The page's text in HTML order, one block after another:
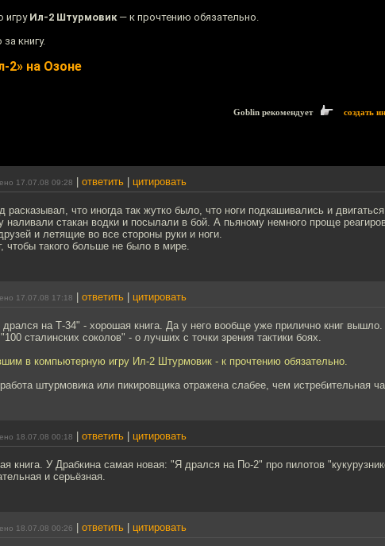
игру Ил-2 Штурмовик— к прочтению обязательно.
книгу.
2» на Озоне
Goblin рекомендует создать
17.07.08 09:28 ответить цитировать
расказывал, что иногда так жутко было, что ноги подкашивались и
наливали стакан водки и посылали в бой. А пьяному немного проще
и летящие во все стороны руки и ноги.
чтобы такого больше не было в мире.
17.07.08 17:18 ответить цитировать
на Т-34" - хорошая книга. Да у него вообще уже прилично книг
сталинских соколов" - о лучших с точки зрения тактики боях.
в компьютерную игру Ил-2 Штурмовик - к прочтению обязательно.
штурмовика или пикировщика отражена слабее, чем истребительная
18.07.08 00:18 ответить цитировать
книга. У Драбкина самая новая: "Я дрался на По-2" про пилотов
и серьёзная.
18.07.08 00:26 ответить цитировать